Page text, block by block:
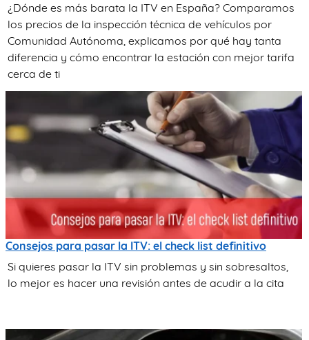
¿Dónde es más barata la ITV en España? Comparamos
los precios de la inspección técnica de vehículos por
Comunidad Autónoma, explicamos por qué hay tanta
diferencia y cómo encontrar la estación con mejor tarifa
cerca de ti
Consejos para pasar la ITV: el check list definitivo
Si quieres pasar la ITV sin problemas y sin sobresaltos,
lo mejor es hacer una revisión antes de acudir a la cita